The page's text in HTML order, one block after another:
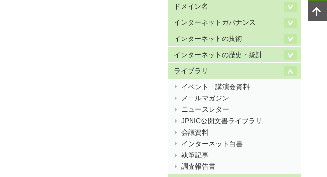
ドメイン名
インターネットガバナンス
インターネットの技術
インターネットの歴史・統計
ライブラリ
イベント・講演会資料
メールマガジン
ニュースレター
JPNIC公開文書ライブラリ
会議資料
インターネット白書
執筆記事
調査報告書